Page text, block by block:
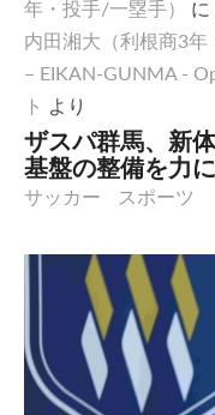
年・投手/一塁手）
に
内田湘大（利根商3
– EIKAN-GUNMA -
ト より
ザスパ群馬、新
基盤の整備を力
サッカー スポーツ